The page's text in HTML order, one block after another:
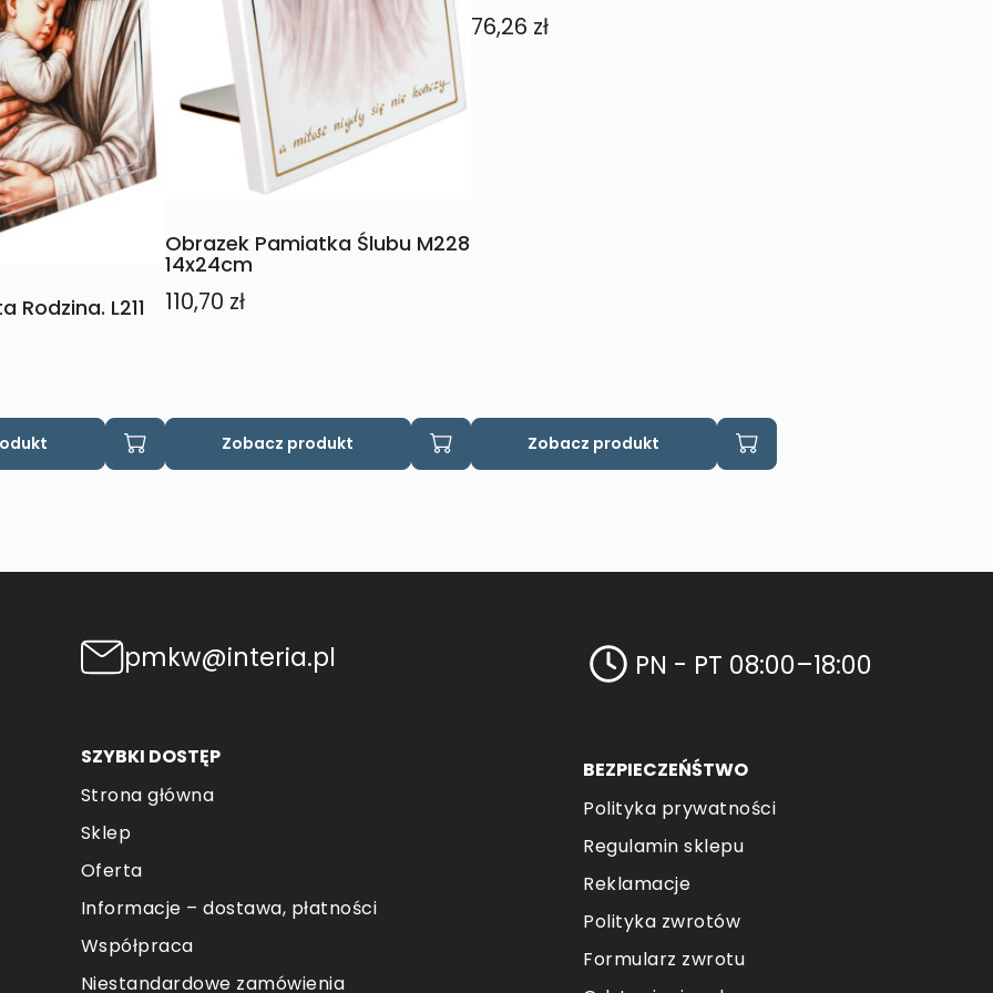
Rodzina. L211
Obrazek Pamiatka Ślubu M228
14x24cm
110,70 zł
Zobacz produkt
76,26 zł
Zobacz produkt
pmkw@interia.pl
SZYBKI DOSTĘP
Strona główna
Sklep
Oferta
Informacje – dostawa, płatności
Współpraca
Niestandardowe zamówienia
PN - PT 08:00–18:00
BEZPIECZEŃŚTWO
Polityka prywatności
Regulamin sklepu
Reklamacje
Polityka zwrotów
Formularz zwrotu